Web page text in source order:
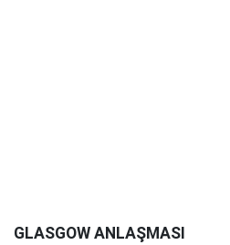
GLASGOW ANLAŞMASI